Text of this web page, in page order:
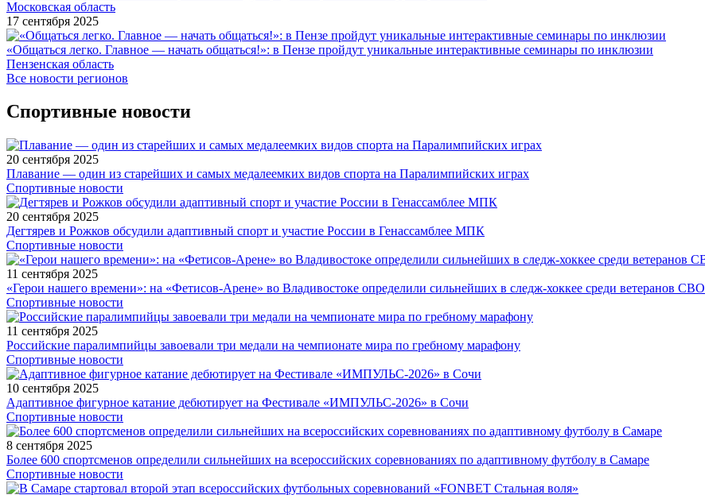
Московская область
17 сентября 2025
«Общаться легко. Главное — начать общаться!»: в Пензе пройдут уникальные интерактивные семинары по инклюзии
Пензенская область
Все новости регионов
Спортивные новости
20 сентября 2025
Плавание — один из старейших и самых медалеемких видов спорта на Паралимпийских играх
Спортивные новости
20 сентября 2025
Дегтярев и Рожков обсудили адаптивный спорт и участие России в Генассамблее МПК
Спортивные новости
11 сентября 2025
«Герои нашего времени»: на «Фетисов-Арене» во Владивостоке определили сильнейших в следж-хоккее среди ветеранов СВО
Спортивные новости
11 сентября 2025
Российские паралимпийцы завоевали три медали на чемпионате мира по гребному марафону
Спортивные новости
10 сентября 2025
Адаптивное фигурное катание дебютирует на Фестивале «ИМПУЛЬС-2026» в Сочи
Спортивные новости
8 сентября 2025
Более 600 спортсменов определили сильнейших на всероссийских соревнованиях по адаптивному футболу в Самаре
Спортивные новости